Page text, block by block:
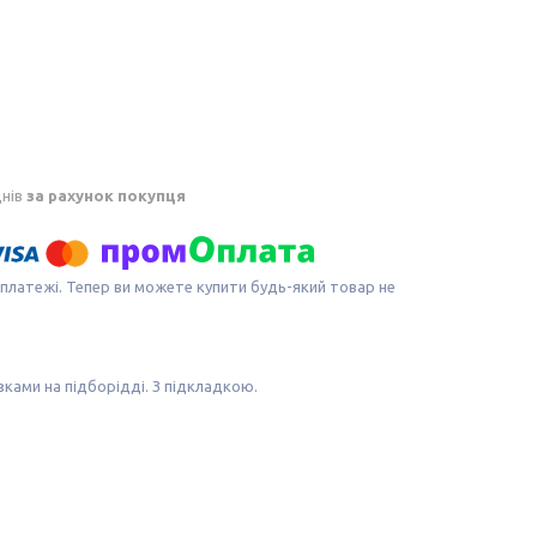
за рахунок покупця
платежі. Тепер ви можете купити будь-який товар не
на підборідді. З підкладкою.